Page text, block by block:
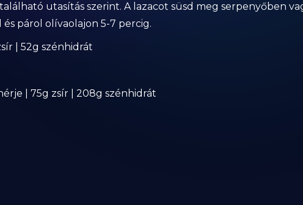
utasítás szerint. A lazacot süsd meg serpenyőben
párol olívaolajon 5-7 percig.
| 52g szénhidrát
| 75g zsír | 208g szénhidrát